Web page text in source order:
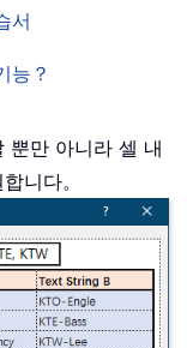
서
능？
뿐만 아니라 셀 내
니다。